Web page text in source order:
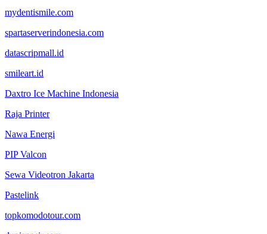
mydentismile.com
spartaserverindonesia.com
datascripmall.id
smileart.id
Daxtro Ice Machine Indonesia
Raja Printer
Nawa Energi
PIP Valcon
Sewa Videotron Jakarta
Pastelink
topkomodotour.com